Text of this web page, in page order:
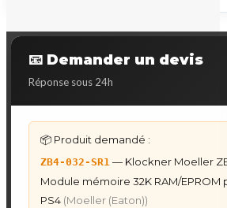
📧 Demander un devis
Réponse sous 24h
📦 Produit demandé :
ZB4-032-SR1 — Klockner Moeller
Module mémoire 32K RAM/
PS4 (Moeller (Eaton))
Back to Top
DÉPANNAGE AUTOMATES